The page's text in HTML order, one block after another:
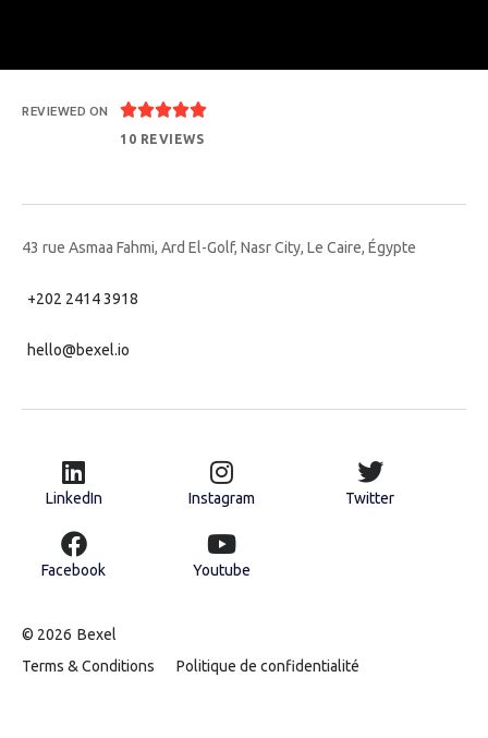
REVIEWED ON 
10 REVIEWS
43 rue Asmaa Fahmi, Ard El-Golf, Nasr City, Le Caire, Égypte
+202 2414 3918
hello@bexel.io
LinkedIn Instagram Twitter
Facebook Youtube
© 2026 Bexel
Terms & Conditions
Politique de confidentialité